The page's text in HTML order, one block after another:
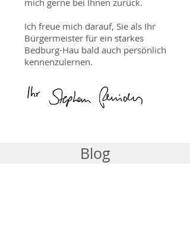
mich gerne bei Ihnen zurück.
Ich freue mich darauf, Sie als Ihr
Bürgermeister für ein starkes
Bedburg-Hau bald auch persönlich
kennenzulernen.
Blog